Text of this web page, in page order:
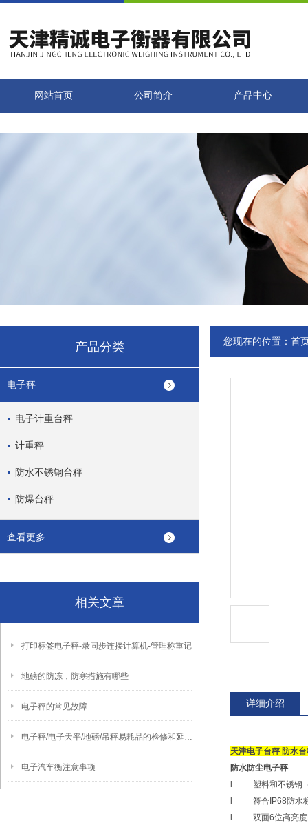
网站首页 公司简介 产品中心
产品分类
电子秤
电子计重台秤
计重秤
防水不锈钢台秤
防爆台秤
查看更多
相关文章
打印标签电子秤-录同步连接计算机-管理称重记
地磅的防冻，防寒措施有哪些
电子秤的常见故障
电子秤/电子天平/地磅/吊秤易耗品的检修和延长使用时间的方法
电子汽车衡注意事项
您现在的位置： 首
详细介绍
天津电子台秤 防水
防水防尘电子秤
塑料和不锈钢
符合 IP68 防水
双面6位高亮度